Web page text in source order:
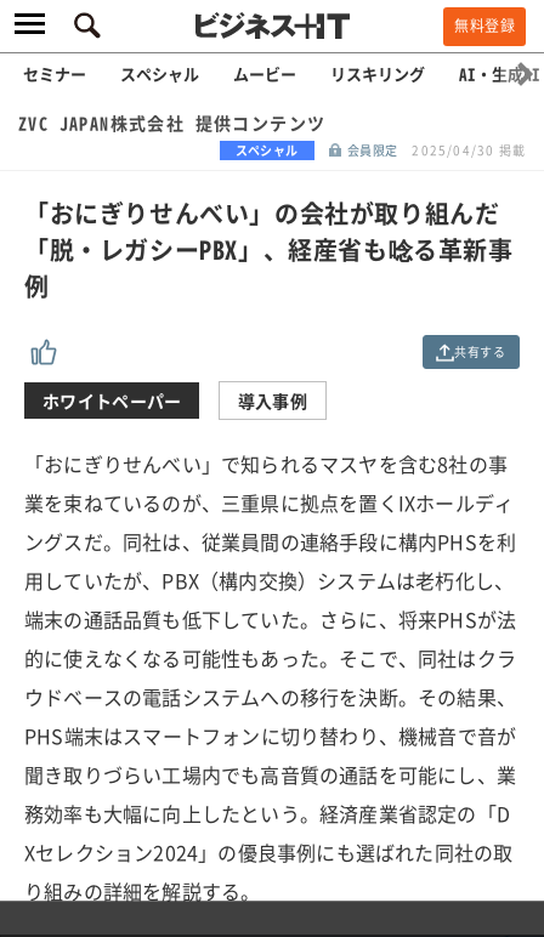
無料登録
セミナー スペシャル ムービー リスキリング AI・生成AI
ZVC JAPAN株式会社 提供コンテンツ
スペシャル 会員限定 2025/04/30 掲載
「おにぎりせんべい」の会社が取り組んだ
「脱・レガシーPBX」、経産省も唸る革新事
例
共有する
ホワイトペーパー 導入事例
「おにぎりせんべい」で知られるマスヤを含む8社の事
業を束ねているのが、三重県に拠点を置くIXホールディ
ングスだ。同社は、従業員間の連絡手段に構内PHSを利
用していたが、PBX（構内交換）システムは老朽化し、
端末の通話品質も低下していた。さらに、将来PHSが法
的に使えなくなる可能性もあった。そこで、同社はクラ
ウドベースの電話システムへの移行を決断。その結果、
PHS端末はスマートフォンに切り替わり、機械音で音が
聞き取りづらい工場内でも高音質の通話を可能にし、業
務効率も大幅に向上したという。経済産業省認定の「D
Xセレクション2024」の優良事例にも選ばれた同社の取
り組みの詳細を解説する。